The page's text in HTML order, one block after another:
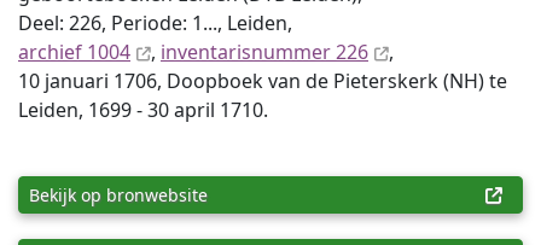
Deel: 226, Periode: 1..., Leiden,
archief 1004
, inventaris­num­mer 226
,
10 januari 1706, Doopboek van de Pieterskerk (NH) te
Leiden, 1699 - 30 april 1710.
Bekijk op bronwebsite